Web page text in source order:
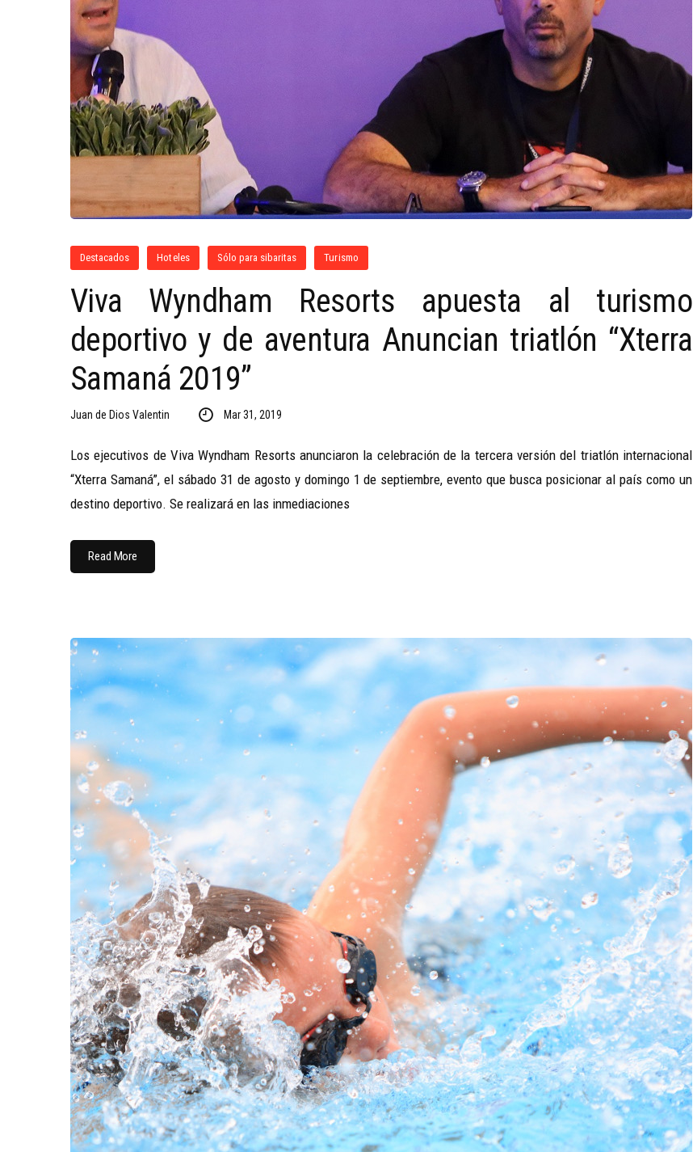
Destacados Hoteles Sólo para sibaritas Turismo
Viva Wyndham Resorts apuesta al turismo
deportivo y de aventura Anuncian triatlón “Xterra
Samaná 2019”
Juan de Dios Valentin Mar 31, 2019
Los ejecutivos de Viva Wyndham Resorts anunciaron la celebración de la tercera versión del triatlón internacional
“Xterra Samaná”, el sábado 31 de agosto y domingo 1 de septiembre, evento que busca posicionar al país como un
destino deportivo. Se realizará en las inmediaciones
Read More